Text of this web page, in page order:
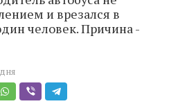
и врезался в
человек. Причина -